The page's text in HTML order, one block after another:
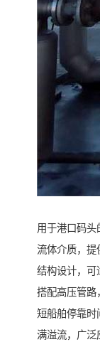
用于港口码
流体介质，提
结构设计，可
搭配高压管路
短船舶停靠时
满溢流，广泛